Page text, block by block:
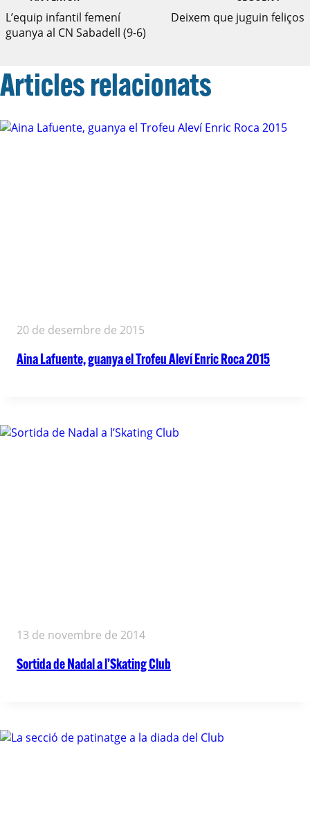
d'entrades
L’equip infantil femení
guanya al CN Sabadell (9-6)
Deixem que juguin feliços
Articles relacionats
20 de desembre de 2015
Aina Lafuente, guanya el Trofeu Aleví Enric Roca 2015
13 de novembre de 2014
Sortida de Nadal a l’Skating Club